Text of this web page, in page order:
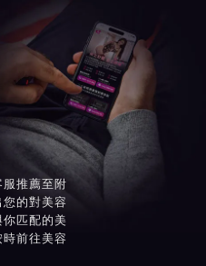
推薦至附
的對美容
匹配的美
前往美容